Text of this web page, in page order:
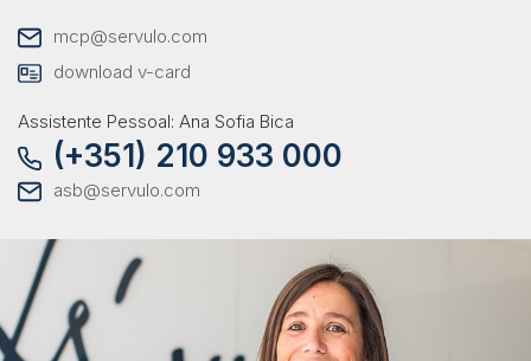
mcp@servulo.com
download v-card
Assistente Pessoal: Ana Sofia Bica
(+351) 210 933 000
asb@servulo.com